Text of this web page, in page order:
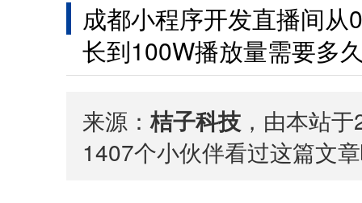
成都小程序开发直播间从
长到100W播放量需要多
三个月！
来源：桔子科技，由本站
1407个小伙伴看过这篇文